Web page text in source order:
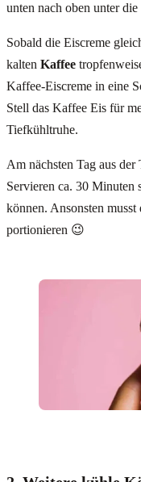
unten nach oben unter die
Sobald die Eiscreme
kalten Kaffee
Kaffee-Eiscreme in eine
Stell das Kaffee Eis für
Tiefkühltruhe.
Am nächsten Tag aus
Servieren ca. 30 Minuten
können. Ansonsten
portionieren 😉